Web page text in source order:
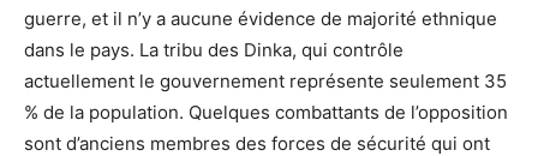
guerre, et il n’y a aucune évidence de majorité ethnique
dans le pays. La tribu des Dinka, qui contrôle
actuellement le gouvernement représente seulement 35
% de la population. Quelques combattants de l’opposition
sont d’anciens membres des forces de sécurité qui ont